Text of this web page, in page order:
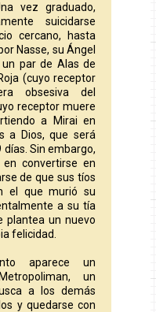
vez graduado,
suicidarse
cercano, hasta
Nasse, su Ángel
par de Alas de
(cuyo receptor
obsesiva del
receptor muere
a Mirai en
a Dios, que será
Sin embargo,
convertirse en
de que sus tíos
el que murió su
a su tía
plantea un nuevo
felicidad.
aparece un
un
a los demás
y quedarse con